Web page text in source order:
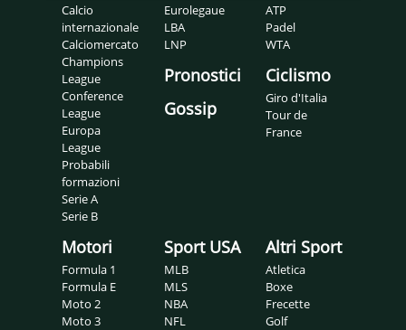
Calcio
internazionale
Calciomercato
Champions
League
Conference
League
Europa
League
Probabili
formazioni
Serie A
Serie B
Eurolegaue
LBA
LNP
Pronostici
Gossip
ATP
Padel
WTA
Ciclismo
Giro d'Italia
Tour de
France
Motori
Formula 1
Formula E
Moto 2
Moto 3
Sport USA
MLB
MLS
NBA
NFL
Altri Sport
Atletica
Boxe
Frecette
Golf